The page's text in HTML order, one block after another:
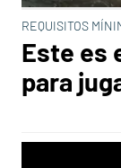
REQUISITOS
Este es
para